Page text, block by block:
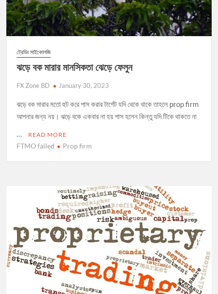
ট্রেডিং সাইকোলজি
ঝড়ে বক মারার মানসিকতা ঝেড়ে ফেলুন
FX Zone BD January 30, 2023
ঝড়ে বক মারার মতো হুট করে পাস করার টার্গেট যদি থেকে থাকে তাহলে prop firm
আপনার জন্য নয়। ঝড়ে বকে একবার না হয় পাস হলেন কিন্তু যদি টিকে থাকতে না
…
READ MORE
FTMO failed Prop firm